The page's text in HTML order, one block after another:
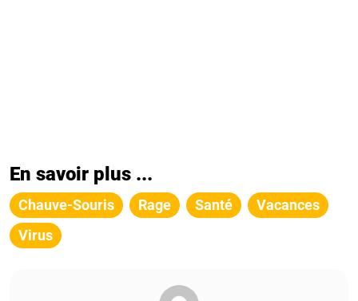
En savoir plus ...
Chauve-Souris Rage Santé
Vacances
Virus